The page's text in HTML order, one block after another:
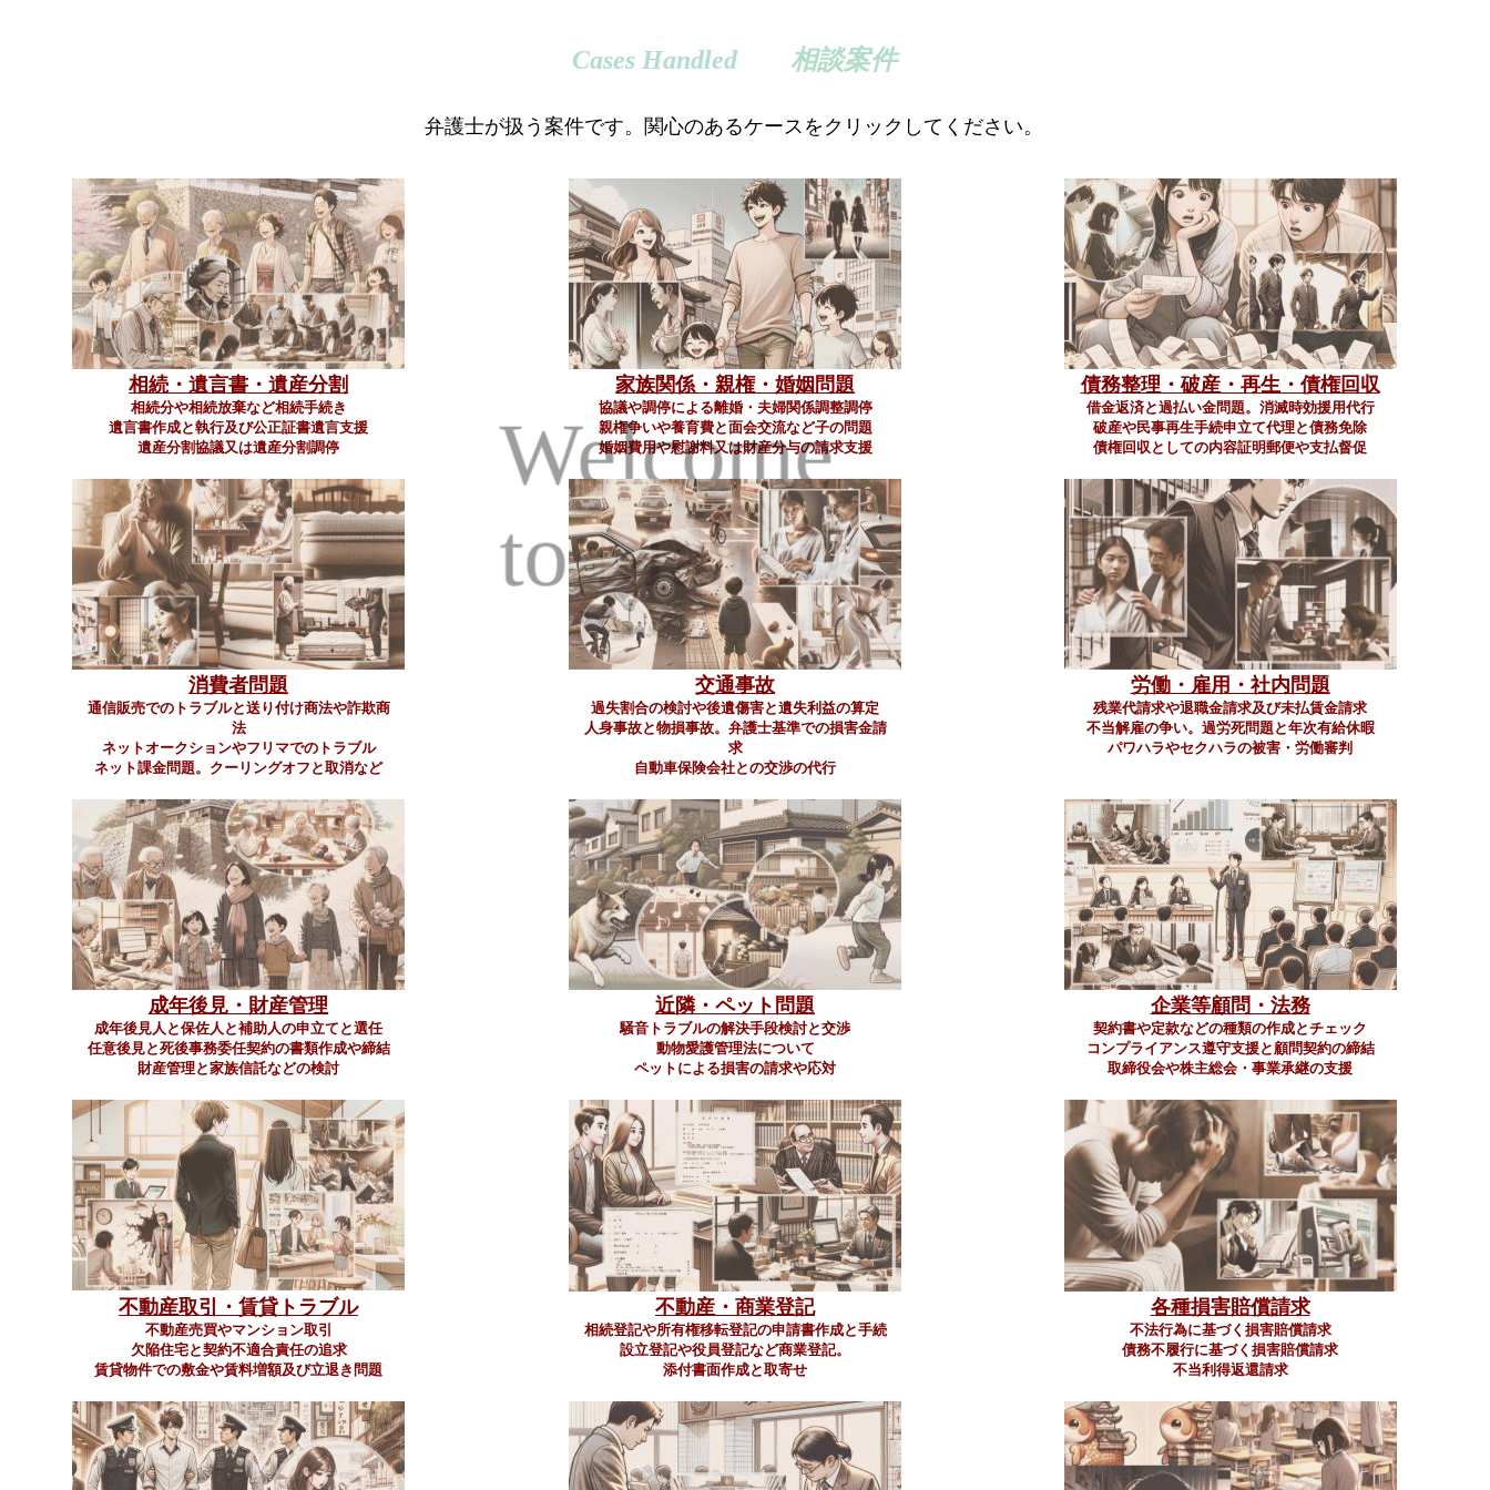
Welcome
to Mahora
Cases Handled 相談案件
弁護士が扱う案件です。関心のあるケースをクリックしてください。
相続・遺言書・遺産分割
相続分や相続放棄など相続手続き
遺言書作成と執行及び公正証書遺言支援
遺産分割協議又は遺産分割調停
家族関係・親権・婚姻問題
協議や調停による離婚・夫婦関係調整調停
親権争いや養育費と面会交流など子の問題
婚姻費用や慰謝料又は財産分与の請求支援
債務整理・破産・再生・債権回収
借金返済と過払い金問題。消滅時効援用代行
破産や民事再生手続申立て代理と債務免除
債権回収としての内容証明郵便や支払督促
消費者問題
通信販売でのトラブルと送り付け商法や詐欺商
法
ネットオークションやフリマでのトラブル
ネット課金問題。クーリングオフと取消など
交通事故
過失割合の検討や後遺傷害と遺失利益の算定
人身事故と物損事故。弁護士基準での損害金請
求
自動車保険会社との交渉の代行
労働・雇用・社内問題
残業代請求や退職金請求及び未払賃金請求
不当解雇の争い。過労死問題と年次有給休暇
パワハラやセクハラの被害・労働審判
成年後見・財産管理
成年後見人と保佐人と補助人の申立てと選任
任意後見と死後事務委任契約の書類作成や締結
財産管理と家族信託などの検討
近隣・ペット問題
騒音トラブルの解決手段検討と交渉
動物愛護管理法について
ペットによる損害の請求や応対
企業等顧問・法務
契約書や定款などの種類の作成とチェック
コンプライアンス遵守支援と顧問契約の締結
取締役会や株主総会・事業承継の支援
不動産取引・賃貸トラブル
不動産売買やマンション取引
欠陥住宅と契約不適合責任の追求
賃貸物件での敷金や賃料増額及び立退き問題
不動産・商業登記
相続登記や所有権移転登記の申請書作成と手続
設立登記や役員登記など商業登記。
添付書面作成と取寄せ
各種損害賠償請求
不法行為に基づく損害賠償請求
債務不履行に基づく損害賠償請求
不当利得返還請求